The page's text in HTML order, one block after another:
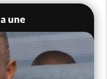
une